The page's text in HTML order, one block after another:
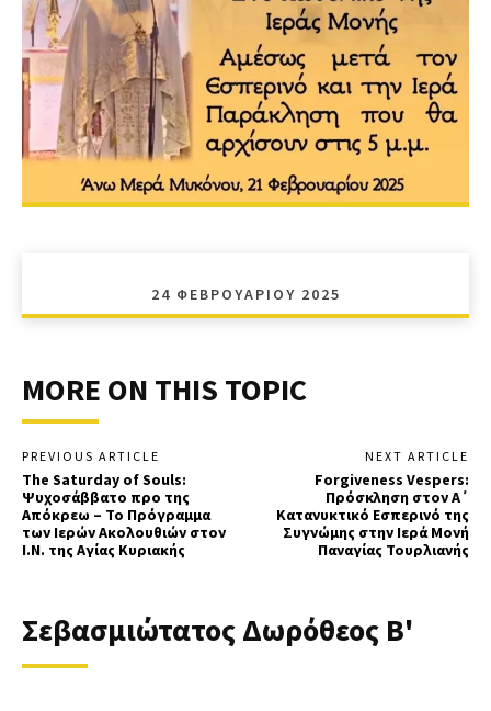
24 ΦΕΒΡΟΥΑΡΊΟΥ 2025
MORE ON THIS TOPIC
PREVIOUS ARTICLE
The Saturday of Souls:
Ψυχοσάββατο προ της
Απόκρεω – Το Πρόγραμμα
των Ιερών Ακολουθιών στον
Ι.Ν. της Αγίας Κυριακής
NEXT ARTICLE
Forgiveness Vespers:
Πρόσκληση στον Α΄
Κατανυκτικό Eσπερινό της
Συγνώμης στην Ιερά Μονή
Παναγίας Τουρλιανής
Σεβασμιώτατος Δωρόθεος Β'